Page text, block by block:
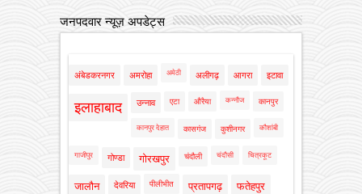
जनपदवार न्यूज़ अपडेट्स
अंबेडकरनगर अमरोहा अमेठी अलीगढ़ आगरा इटावा
इलाहाबाद उन्नाव एटा औरैया कन्नौज कानपुर
कानपुर देहात कासगंज कुशीनगर कौशांबी
गाजीपुर गोण्डा गोरखपुर चंदौली चंदौसी चित्रकूट
जालौन देवरिया पीलीभीत प्रतापगढ़ फतेहपुर